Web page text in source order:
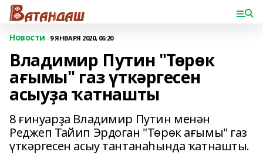
Новости 9 ЯНВАРЯ 2020, 06:20
Владимир Путин "Төрөк
ағымы" газ үткәргесен
асыуҙа ҡатнашты
8 ғинуарҙа Владимир Путин менән
Реджеп Тайип Эрдоган "Төрөк ағымы" газ
үткәргесен асыу тантанаһында ҡатнашты.